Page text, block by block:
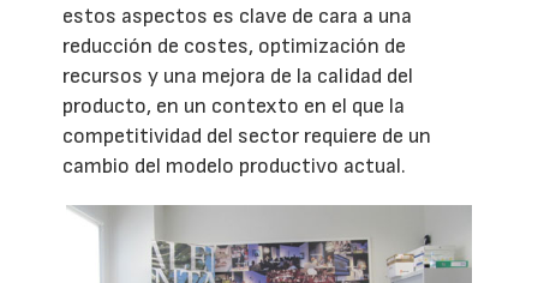
estos aspectos es clave de cara a una
reducción de costes, optimización de
recursos y una mejora de la calidad del
producto, en un contexto en el que la
competitividad del sector requiere de un
cambio del modelo productivo actual.